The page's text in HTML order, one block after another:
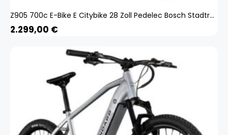
Z905 700c E-Bike E Citybike 28 Zoll Pedelec Bosch Stadtrad Hollandrad
2.299,00 €